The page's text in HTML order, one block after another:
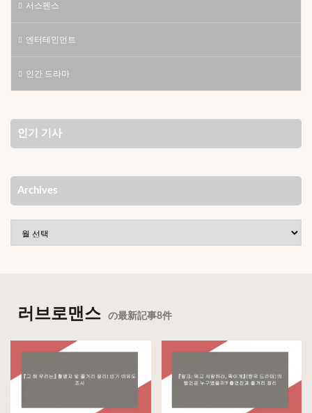
서스펜스
엔터테인먼트
인간 드라마
인기 기사
Archives
러브로맨스 の最新記事8件